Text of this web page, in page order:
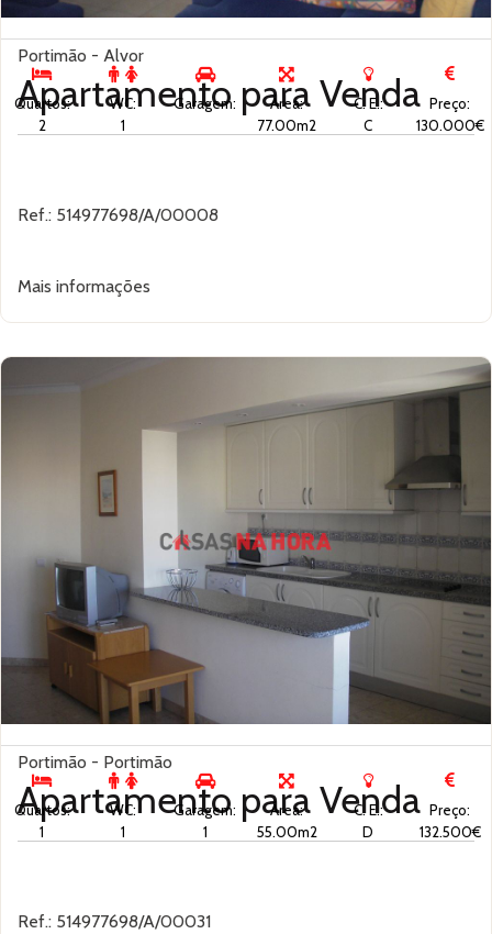
Portimão - Alvor
Apartamento paraVenda
Ref.: 514977698/A/00008
Mais informações
Quartos:
2
WC:
1
Garagem:
Área:
77.00m2
C. E.:
C
Preço:
130.000€
Portimão - Portimão
Apartamento paraVenda
Ref.: 514977698/A/00031
Quartos:
1
WC:
1
Garagem:
1
Área:
55.00m2
C. E.:
D
Preço:
132.500€